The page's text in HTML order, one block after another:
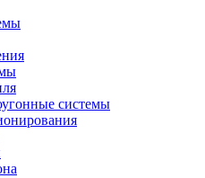
системы